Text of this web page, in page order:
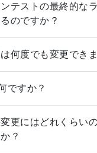
テストの最終的な
のですか？
何度でも変更でき
ですか？
更にはどれくらい
？